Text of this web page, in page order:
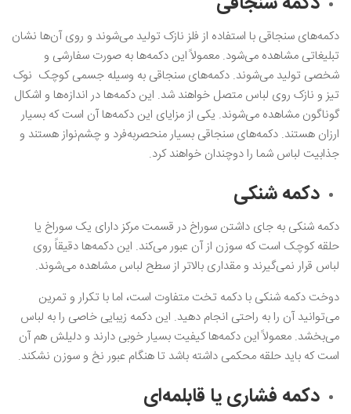
دکمه‌های سنجاقی با استفاده از فلز نازک تولید می‌شوند و روی آن‌ها نشان
تبلیغاتی مشاهده می‌شود. معمولاً این دکمه‌ها به صورت سفارشی و
شخصی تولید می‌شوند. دکمه‌های سنجاقی به وسیله جسمی کوچک نوک
تیز و نازک روی لباس متصل خواهند شد. این دکمه‌ها در اندازه‌ها و اشکال
گوناگون مشاهده می‌شوند. یکی از مزایای این دکمه‌ها آن است که بسیار
ارزان هستند. دکمه‌های سنجاقی بسیار منحصر‌به‌فرد و چشم‌نواز هستند و
جذابیت لباس شما را دوچندان خواهند کرد.
دکمه شنکی
دکمه شنکی به جای داشتن سوراخ در قسمت مرکز دارای یک سوراخ یا
حلقه کوچک است که سوزن از آن عبور می‌کند. این دکمه‌ها دقیقاً روی
لباس قرار نمی‌گیرند و مقداری بالاتر از سطح لباس مشاهده می‌شوند.
دوخت دکمه شنکی با دکمه تخت متفاوت است، اما با تکرار و تمرین
می‌توانید آن را به راحتی انجام دهید. این دکمه زیبایی خاصی را به لباس
می‌بخشد. معمولاً این دکمه‌ها کیفیت بسیار خوبی دارند و دلیلش هم آن
است که باید حلقه محکمی داشته باشد تا هنگام عبور نخ و سوزن نشکند.
دکمه فشاری یا قابلمه‌ای